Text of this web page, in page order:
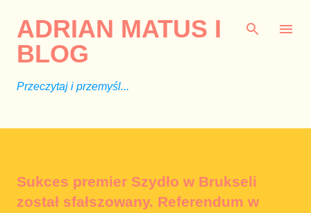
ADRIAN MATUS I
BLOG
Przeczytaj i przemyśl...
Sukces premier Szydło w Brukseli
został sfałszowany. Referendum w